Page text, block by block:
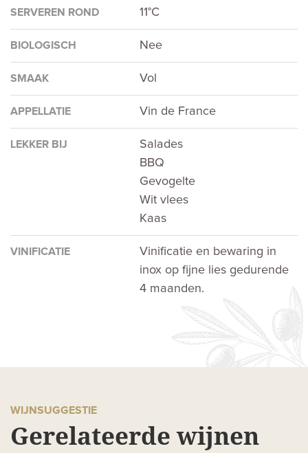
SERVEREN ROND 11°C
BIOLOGISCH Nee
SMAAK Vol
APPELLATIE Vin de France
LEKKER BIJ
Salades
BBQ
Gevogelte
Wit vlees
Kaas
VINIFICATIE
Vinificatie en bewaring in
inox op fijne lies gedurende
4 maanden.
WIJNSUGGESTIE
Gerelateerde wijnen